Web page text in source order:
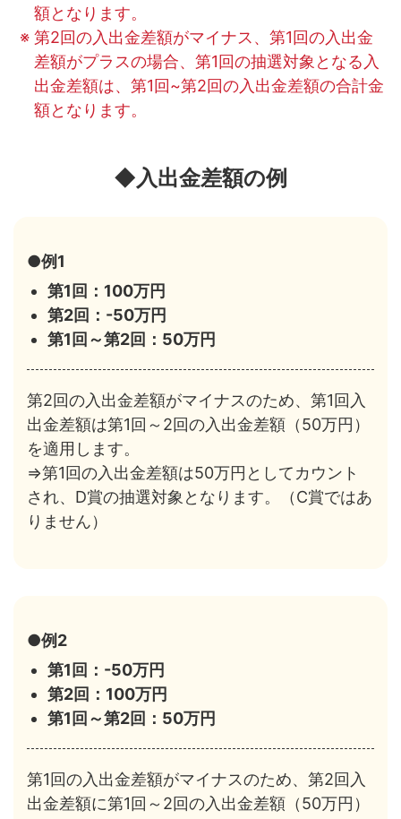
額となります。
第2回の入出金差額がマイナス、第1回の入出金
差額がプラスの場合、第1回の抽選対象となる入
出金差額は、第1回~第2回の入出金差額の合計金
額となります。
◆入出金差額の例
●例1
第1回：100万円
第2回：-50万円
第1回～第2回：50万円
第2回の入出金差額がマイナスのため、第1回入
出金差額は第1回～2回の入出金差額（50万円）
を適用します。
⇒第1回の入出金差額は50万円としてカウント
され、D賞の抽選対象となります。（C賞ではあ
りません）
●例2
第1回：-50万円
第2回：100万円
第1回～第2回：50万円
第1回の入出金差額がマイナスのため、第2回入
出金差額に第1回～2回の入出金差額（50万円）